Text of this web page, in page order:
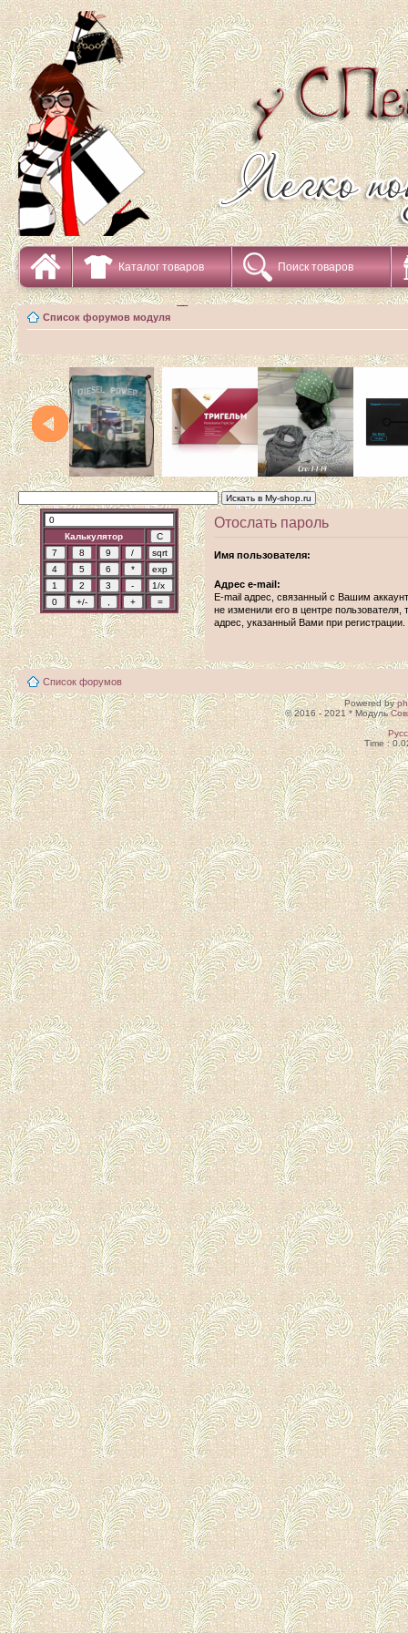
Каталог товаров Поиск товаров
Список форумов модуля
Калькулятор
Отослать пароль
Имя пользователя:
Адрес e-mail:
E-mail адрес, связанный с Вашим
не изменили его в центре пользователя,
адрес, указанный Вами при регистрации.
Список форумов
Powered by
© 2016 - 2021 * Модуль
Time :